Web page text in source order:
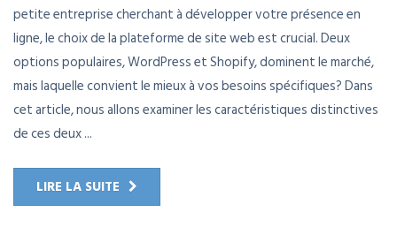
petite entreprise cherchant à développer votre présence en
ligne, le choix de la plateforme de site web est crucial. Deux
options populaires, WordPress et Shopify, dominent le marché,
mais laquelle convient le mieux à vos besoins spécifiques? Dans
cet article, nous allons examiner les caractéristiques distinctives
de ces deux ...
LIRE LA SUITE